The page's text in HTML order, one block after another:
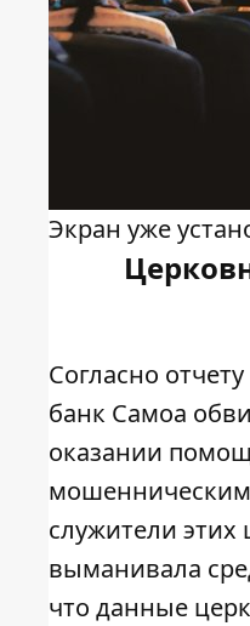
Экран уже
Согласно
банк Самоа
оказании
служители
выманивала
что данные